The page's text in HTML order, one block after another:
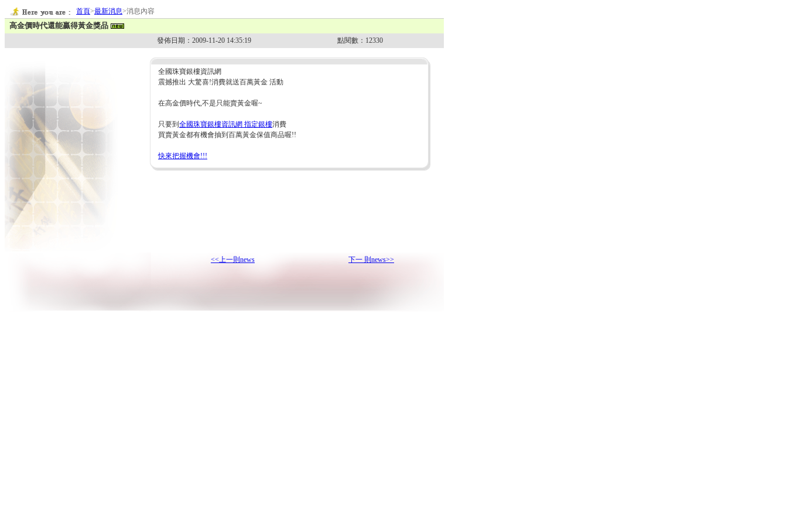
首頁>最新消息>消息內容
高金價時代還能贏得黃金獎品
發佈日期：2009-11-20 14:35:19 點閱數：12330
全國珠寶銀樓資訊網
震撼推出 大驚喜!消費就送百萬黃金 活動
在高金價時代,不是只能賣黃金喔~
只要到 全國珠寶銀樓資訊網 指定銀樓消費
買賣黃金都有機會抽到百萬黃金保值商品喔!!
快來把握機會!!!
<<上一則news 下一 則news>>